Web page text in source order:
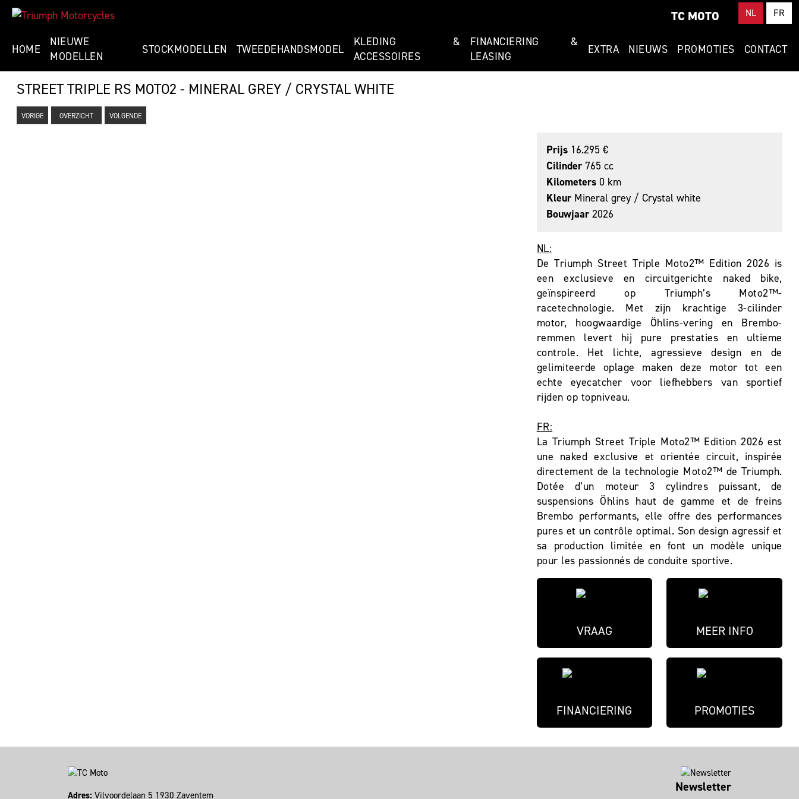
TC MOTO NL FR
HOME
NIEUWE
MODELLEN
STOCKMODELLEN TWEEDEHANDSMODEL
KLEDING &
ACCESSOIRES
FINANCIERING &
LEASING
EXTRA NIEUWS PROMOTIES CONTACT
STREET TRIPLE RS MOTO2 - MINERAL GREY / CRYSTAL WHITE
VORIGE OVERZICHT VOLGENDE
Prijs16.295 €
Cilinder765 cc
Kilometers0 km
KleurMineral grey / Crystal white
Bouwjaar2026
NL:
De Triumph Street Triple Moto2™ Edition 2026 is
een exclusieve en circuitgerichte naked bike,
geïnspireerd op Triumph’s Moto2™-
racetechnologie. Met zijn krachtige 3-cilinder
motor, hoogwaardige Öhlins-vering en Brembo-
remmen levert hij pure prestaties en ultieme
controle. Het lichte, agressieve design en de
gelimiteerde oplage maken deze motor tot een
echte eyecatcher voor liefhebbers van sportief
rijden op topniveau.
FR:
La Triumph Street Triple Moto2™ Edition 2026 est
une naked exclusive et orientée circuit, inspirée
directement de la technologie Moto2™ de Triumph.
Dotée d’un moteur 3 cylindres puissant, de
suspensions Öhlins haut de gamme et de freins
Brembo performants, elle offre des performances
pures et un contrôle optimal. Son design agressif et
sa production limitée en font un modèle unique
pour les passionnés de conduite sportive.
VRAAG MEER INFO
FINANCIERING PROMOTIES
Adres: Vilvoordelaan 5 1930 Zaventem
Newsletter